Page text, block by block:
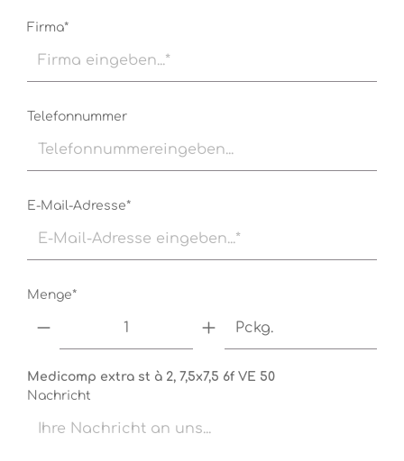
Firma*
Telefonnummer
E-Mail-Adresse*
Menge*
Pckg.
Medicomp extra st à 2, 7,5x7,5 6f VE 50
Nachricht